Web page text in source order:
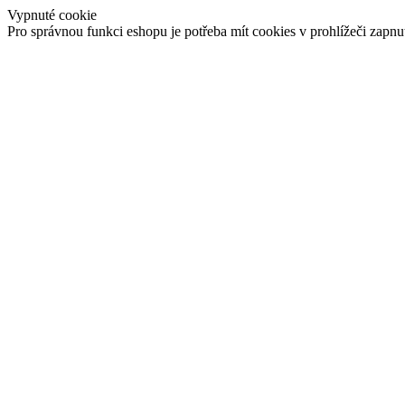
Vypnuté cookie
Pro správnou funkci eshopu je potřeba mít cookies v prohlížeči